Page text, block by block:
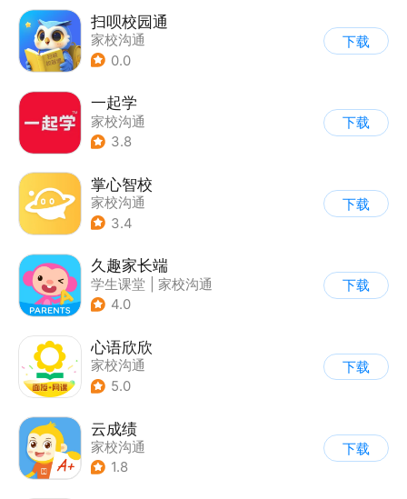
扫呗校园通
家校沟通
0.0
下载
一起学
家校沟通
3.8
下载
掌心智校
家校沟通
3.4
下载
久趣家长端
学生课堂
家校沟通
4.0
下载
心语欣欣
家校沟通
5.0
下载
云成绩
家校沟通
1.8
下载